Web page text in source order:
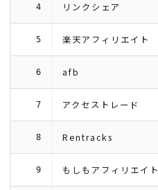
4 リンクシェア
5 楽天アフィリエイト
6 afb
7 アクセストレード
8 Rentracks
9 もしもアフィリエイト